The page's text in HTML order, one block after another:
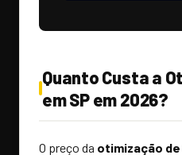
Quanto Custa a
em SP em 2026?
O preço da otimização de